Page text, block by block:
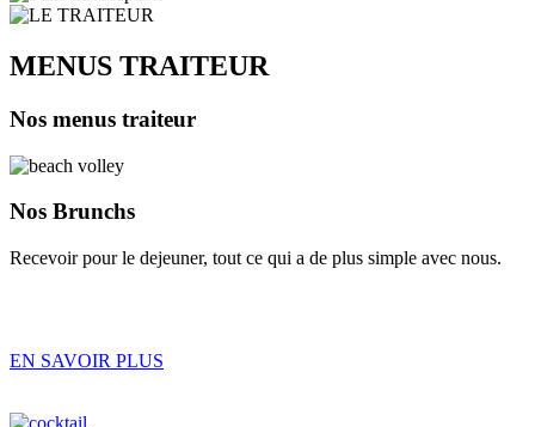
MENUS TRAITEUR
Nos menus traiteur
Nos Brunchs
Recevoir pour le dejeuner, tout ce qui a de plus simple avec nous.
EN SAVOIR PLUS